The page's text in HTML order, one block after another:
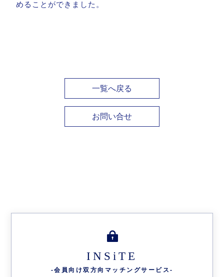
めることができました。
一覧へ戻る
お問い合せ
INSiTE
-会員向け双方向 マッチングサービス-